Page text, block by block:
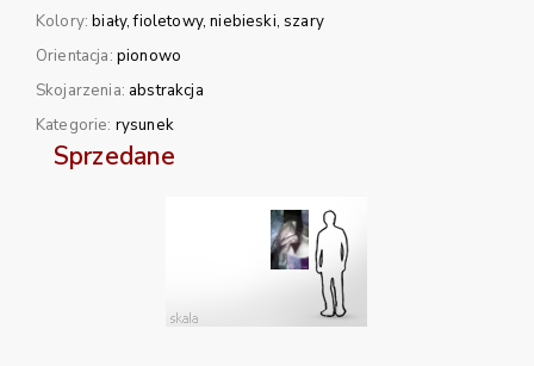
Kolory:biały fioletowy niebieski szary
Orientacja: pionowo
Skojarzenia: abstrakcja
Kategorie: rysunek
Sprzedane